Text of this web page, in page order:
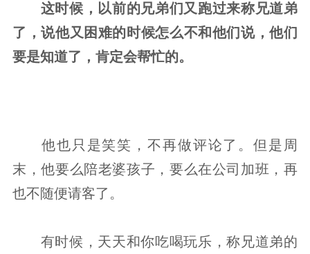
这时候，以前的兄弟们又跑过来称兄道弟
了，说他又困难的时候怎么不和他们说，他们
要是知道了，肯定会帮忙的。
他也只是笑笑，不再做评论了。但是周
末，他要么陪老婆孩子，要么在公司加班，再
也不随便请客了。
有时候，天天和你吃喝玩乐，称兄道弟的